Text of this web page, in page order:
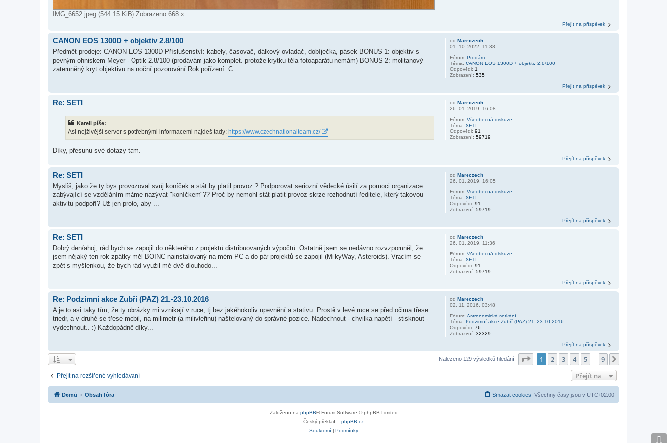
IMG_6652.jpeg (544.15 KiB) Zobrazeno 668 x
Přejít na příspěvek
odMareczech
01. 10. 2022, 11:38
Fórum:Prodám
Téma:CANON EOS 1300D + objektiv 2.8/100
Odpovědi: 1
Zobrazení:535
CANON EOS 1300D + objektiv 2.8/100
Předmět prodeje: CANON EOS 1300D Příslušenství: kabely, časovač, dálkový ovladač, dobíječka, pásek BONUS 1: objektiv s
pevným ohniskem Meyer - Optik 2.8/100 (prodávám jako komplet, protože krytku těla fotoaparátu nemám) BONUS 2: molitanový
zatemněný kryt objektivu na noční pozorování Rok pořízení: C...
Přejít na příspěvek
odMareczech
26. 01. 2019, 16:08
Fórum:Všeobecná diskuze
Téma:SETI
Odpovědi:91
Zobrazení:59719
Re: SETI
Karell píše:
Asi nejživější server s potřebnými informacemi najdeš tady: https://www.czechnationalteam.cz/
Díky, přesunu své dotazy tam.
Přejít na příspěvek
odMareczech
26. 01. 2019, 16:05
Fórum:Všeobecná diskuze
Téma:SETI
Odpovědi:91
Zobrazení:59719
Re: SETI
Myslíš, jako že ty bys provozoval svůj koníček a stát by platil provoz ? Podporovat seriozní vědecké úsilí za pomoci organizace
zabývající se vzděláním máme nazývat "koníčkem"?? Proč by nemohl stát platit provoz skrze rozhodnutí ředitele, který takovou
aktivitu podpoří? Už jen proto, aby ...
Přejít na příspěvek
odMareczech
26. 01. 2019, 11:36
Fórum:Všeobecná diskuze
Téma:SETI
Odpovědi:91
Zobrazení:59719
Re: SETI
Dobrý den/ahoj, rád bych se zapojil do některého z projektů distribuovaných výpočtů. Ostatně jsem se nedávno rozvzpomněl, že
jsem nějaký ten rok zpátky měl BOINC nainstalovaný na mém PC a do pár projektů se zapojil (MilkyWay, Asteroids). Vracím se
zpět s myšlenkou, že bych rád využil mé dvě dlouhodo...
Přejít na příspěvek
odMareczech
02. 11. 2016, 03:48
Fórum:Astronomická setkání
Téma:Podzimní akce Zubří (PAZ) 21.-23.10.2016
Odpovědi:76
Zobrazení:32329
Re: Podzimní akce Zubří (PAZ) 21.-23.10.2016
A je to asi taky tím, že ty obrázky mi vznikají v ruce, tj.bez jakéhokoliv upevnění a stativu. Prostě v levé ruce se před očima třese
triedr, a v druhé se třese mobil, na milimetr (a milivteřinu) naštelovaný do správné pozice. Nadechnout - chvilka napětí - stisknout -
vydechnout.. :) Každopádně díky...
Přejít na příspěvek
Nalezeno 129 výsledků hledání Stránka z
1 2 3 4 5 9
Přejít na rozšířené vyhledávání Přejít na
Domů Obsah fóra Všechny časy jsou v UTC+02:00
Smazat cookies
Založeno na phpBB® Forum Software © phpBB Limited
Český překlad – phpBB.cz
Soukromí| Podmínky